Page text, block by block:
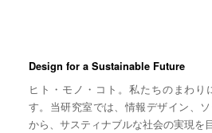
Design for a Sustainable Future
ヒト・モノ・コト。私たちのまわり
す。当研究室では、情報デザイン、
から、サスティナブルな社会の実現を